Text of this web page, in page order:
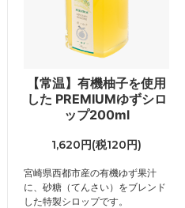
【常温】有機柚子を使用
した PREMIUMゆずシロ
ップ200ml
1,620円(税120円)
宮崎県西都市産の有機ゆず果汁
に、砂糖（てんさい）をブレンド
した特製シロップです。